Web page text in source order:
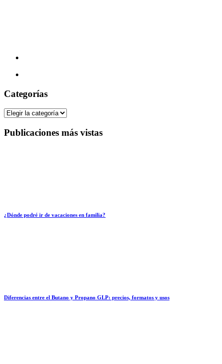
Categorías
Categorías
Publicaciones más vistas
¿Dónde podré ir de vacaciones en familia?
Diferencias entre el Butano y Propano GLP: precios, formatos y usos